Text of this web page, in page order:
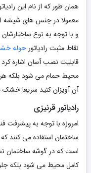
همان طور که از نام این
معمولا در جنس های شیشه
و با توجه به نوع ساختارشان
نقاط مثبت رادیاتور حوله
قابلیت نصب آسان اشاره
محیط حمام می شود بلکه هر
آن آویزان کنید سریعا
رادیاتور قرنیزی
امروزه با توجه به پیشرفت
ساختمان استفاده می کنند که
است که در گوشه
کامل محیط می شود بلکه